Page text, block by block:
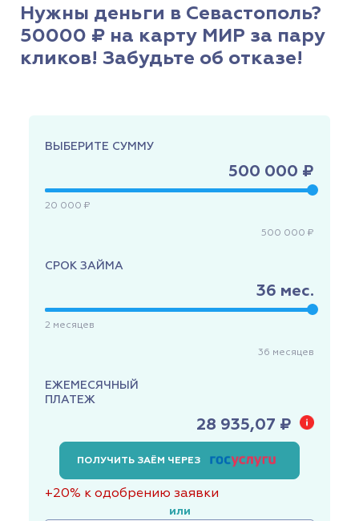
Нужны деньги в Севастополь?
50000 ₽ на карту МИР за пару
кликов! Забудьте об отказе!
ВЫБЕРИТЕ СУММУ
500 000 ₽
20 000 ₽
500 000 ₽
СРОК ЗАЙМА
36 мес.
2 месяцев
36 месяцев
ЕЖЕМЕСЯЧНЫЙ
ПЛАТЕЖ
28 935,07 ₽
ПОЛУЧИТЬ ЗАЁМ ЧЕРЕЗ
+20% к одобрению заявки
или